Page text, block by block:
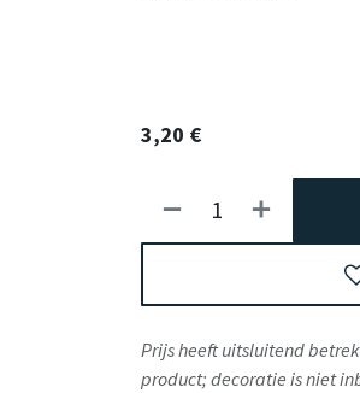
3,20 €
Prijs heeft uitsluitend
product; decoratie is niet